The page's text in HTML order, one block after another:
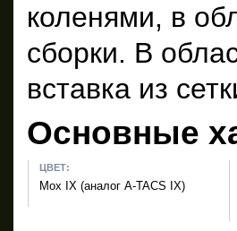
коленями, в
сборки. В
вставка из
Основные
ЦВЕТ:
Мох IX (аналог A-TACS IX)